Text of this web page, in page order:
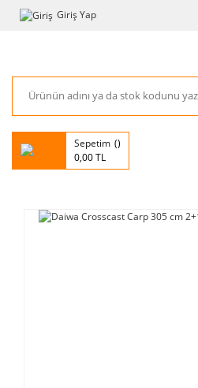
Giriş Yap
Sepetim
0,00 TL